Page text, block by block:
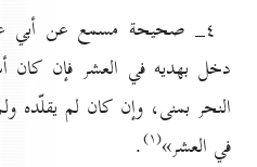
٤_ صحيحة مسمع عن أبي
دخل بهديه في العشر فإن كان
النحر بمنى، وإن كان لم يقلّده
في العشر»(۱) .